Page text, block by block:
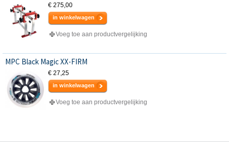
€ 275,00
in winkelwagen
Voeg toe aan productvergelijking
MPC Black Magic XX-FIRM
€ 27,25
in winkelwagen
Voeg toe aan productvergelijking